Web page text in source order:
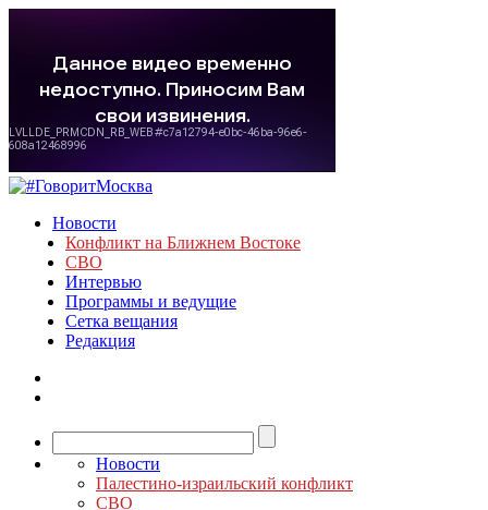
Новости
Конфликт на Ближнем Востоке
СВО
Интервью
Программы и ведущие
Сетка вещания
Редакция
Новости
Палестино-израильский конфликт
СВО